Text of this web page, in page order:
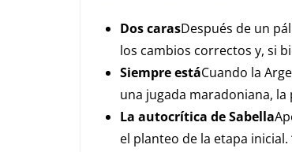
Dos carasDespués de un
los cambios correctos y, si
Siempre estáCuando la
una jugada maradoniana,
La autocrítica de Sabella
el planteo de la etapa